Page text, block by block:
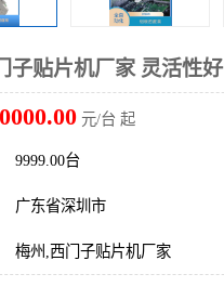
子贴片机厂家 灵活性好
元/台 起
9999.00台
广东省深圳市
梅州,西门子贴片机厂家